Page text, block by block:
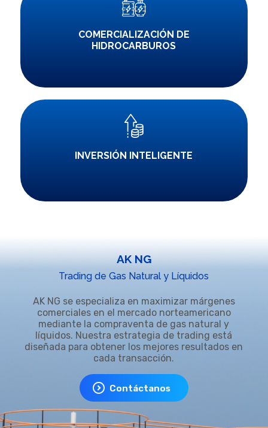
COMERCIALIZACIÓN DE
HIDROCARBUROS
INVERSIÓN INTELIGENTE
AK NG
Trading de Gas Natural y Líquidos
AK NG se especializa en maximizar márgenes
comerciales en el mercado norteamericano
mediante la compraventa de gas natural y
líquidos. Nuestra estrategia de trading está
diseñada para obtener los mejores resultados en
cada transacción.
Contáctanos